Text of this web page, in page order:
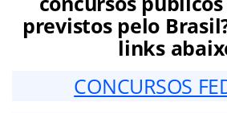
previstos pelo
links
CONCURSOS